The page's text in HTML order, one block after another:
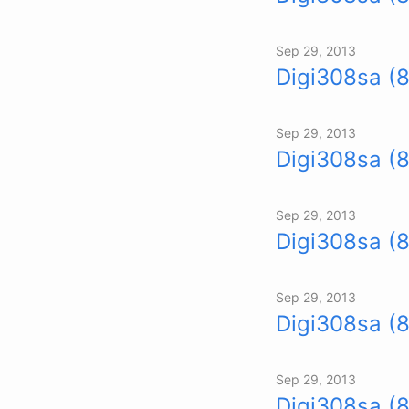
Sep 29, 2013
Digi308sa
Sep 29, 2013
Digi308sa
Sep 29, 2013
Digi308sa
Sep 29, 2013
Digi308sa
Sep 29, 2013